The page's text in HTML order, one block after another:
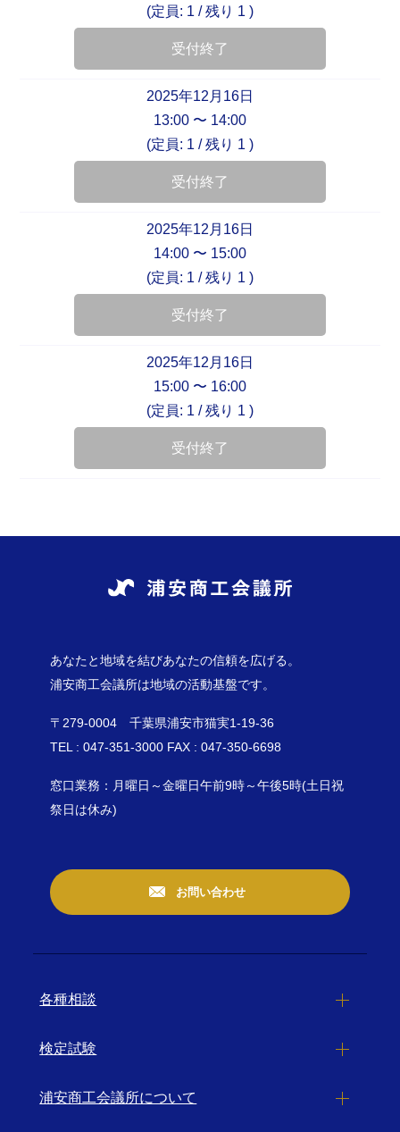
(定員: 1 /残り 1 )
受付終了
2025年12月16日
13:00 〜 14:00
(定員: 1 /残り 1 )
受付終了
2025年12月16日
14:00 〜 15:00
(定員: 1 /残り 1 )
受付終了
2025年12月16日
15:00 〜 16:00
(定員: 1 /残り 1 )
受付終了
あなたと地域を結びあなたの信頼を広げる。
浦安商工会議所は地域の活動基盤です。
〒279-0004 千葉県浦安市猫実1-19-36
TEL : 047-351-3000 FAX : 047-350-6698
窓口業務：月曜日～金曜日午前9時～午後5時(土日祝
祭日は休み)
お問い合わせ
各種相談
検定試験
浦安商工会議所について